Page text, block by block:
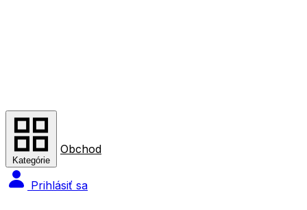
Kategórie
Obchod
Prihlásiť sa